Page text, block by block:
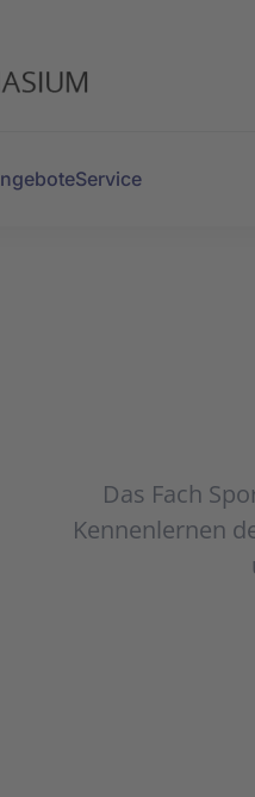
Service
Das Fach
Kennen­lern­en